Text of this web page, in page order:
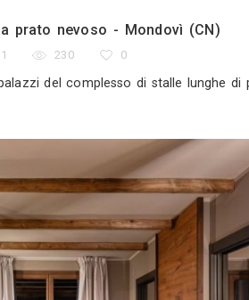
Home Portfolio
"case di bart" a prato
11 230
nei palazzi del